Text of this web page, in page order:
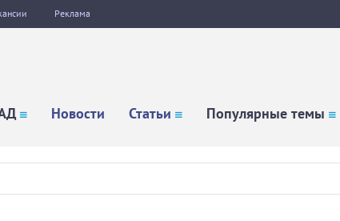
Реклама
Новости Статьи Популярные темы